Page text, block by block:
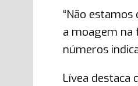
“Não
a moagem na
números
Lívea destaca